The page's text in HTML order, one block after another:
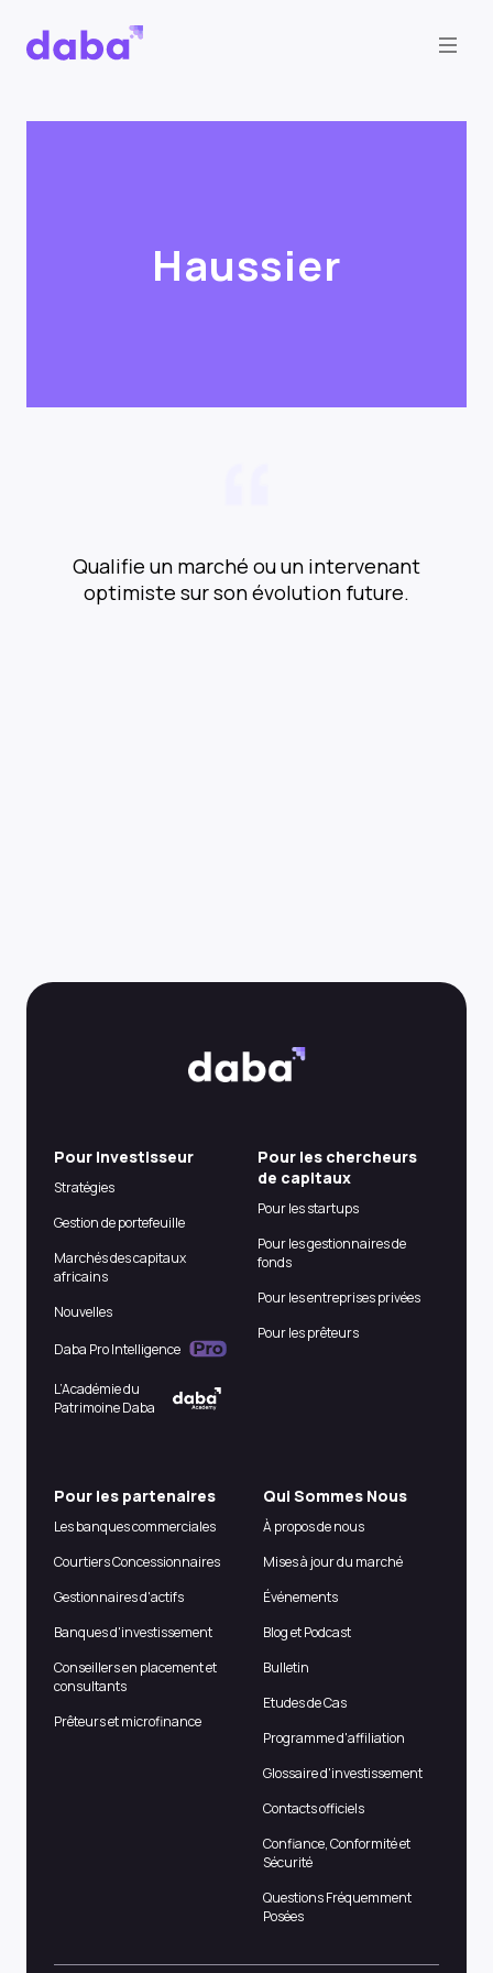
Haussier
Qualifie un marché ou un intervenant
optimiste sur son évolution future.
Pour Investisseur
Stratégies
Gestion de portefeuille
Marchés des capitaux
africains
Nouvelles
Daba Pro Intelligence
L’Académie du
Patrimoine Daba
Pour les chercheurs
de capitaux
Pour les startups
Pour les gestionnaires de
fonds
Pour les entreprises privées
Pour les prêteurs
Pour les partenaires
Les banques commerciales
Courtiers Concessionnaires
Gestionnaires d'actifs
Banques d'investissement
Conseillers en placement et
consultants
Prêteurs et microfinance
Qui Sommes Nous
À propos de nous
Mises à jour du marché
Événements
Blog et Podcast
Bulletin
Etudes de Cas
Programme d'affiliation
Glossaire d'investissement
Contacts officiels
Confiance, Conformité et
Sécurité
Questions Fréquemment
Posées